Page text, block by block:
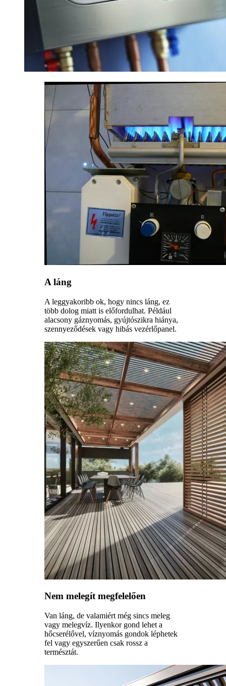
A láng
A leggyakoribb ok, hogy nincs láng, ez
több dolog miatt is előfordulhat. Például
alacsony gáznyomás, gyújtószikra hiánya,
szennyeződések vagy hibás vezérlőpanel.
Nem melegít megfelelően
Van láng, de valamiért még sincs meleg
vagy melegvíz. Ilyenkor gond lehet a
hőcserélővel, víznyomás gondok léphetek
fel vagy egyszerűen csak rossz a
természtát.